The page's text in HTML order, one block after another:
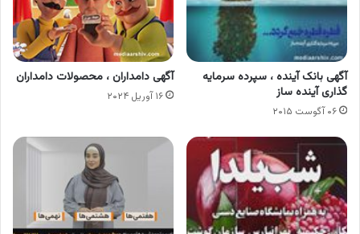
آگهی بانک آینده ، سپرده سرمایه
گذاری آینده ساز
۰۶ آگوست ۲۰۱۵
آگهی دامداران ، محصولات دامداران
۱۶ آوریل ۲۰۲۴